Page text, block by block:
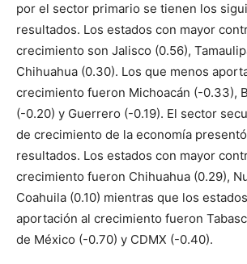
por el sector primario se tienen los
resultados. Los estados con mayor
crecimiento son Jalisco (0.56),
Chihuahua (0.30). Los que menos
crecimiento fueron Michoacán (-0.33),
(-0.20) y Guerrero (-0.19). El sector
de crecimiento de la economía
resultados. Los estados con mayor
crecimiento fueron Chihuahua (0.29),
Coahuila (0.10) mientras que los
aportación al crecimiento fueron
de México (-0.70) y CDMX (-0.40).